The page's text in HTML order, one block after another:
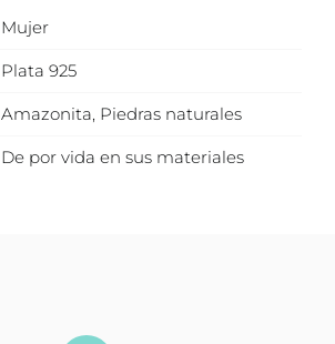
Mujer
Plata 925
Amazonita, Piedras naturales
De por vida en sus materiales